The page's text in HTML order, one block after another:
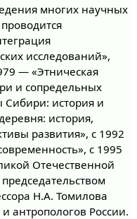
многих научных
исследований»,
— «Этническая
и сопредельных
Сибири: история и
история,
развития», с 1992
с 1995
Отечественной
Н.А. Томилова
и антропологов России.